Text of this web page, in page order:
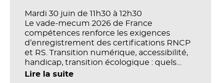
Mardi 30 juin de 11h30 à 12h30
Le vade-mecum 2026 de France
compétences renforce les exigences
d’enregistrement des certifications RNCP
et RS. Transition numérique, accessibilité,
handicap, transition écologique : quels
impacts concrets pour les référentiels dans
Lire la suite